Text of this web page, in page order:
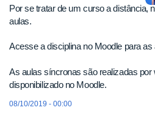
Por se tratar de um curso a distância,
aulas.
Acesse a disciplina no Moodle para
As aulas síncronas são realizadas por
disponibilizado no Moodle.
08/10/2019 - 00:00